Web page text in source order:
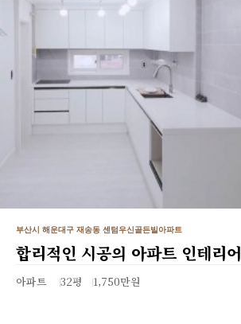
부산시 해운대구 재송동 센텀우신골든빌아파트
합리적인 시공의 아파트 인테리어
아파트 32평 1,750만원